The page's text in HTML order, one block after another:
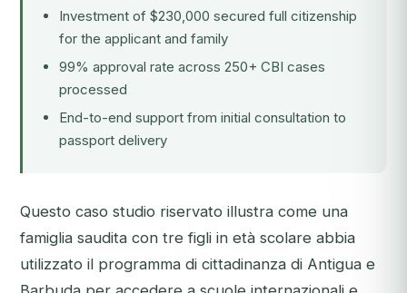
Investment of $230,000 secured full citizenship
for the applicant and family
99% approval rate across 250+ CBI cases
processed
End-to-end support from initial consultation to
passport delivery
Questo caso studio riservato illustra come una
famiglia saudita con tre figli in età scolare abbia
utilizzato il programma di cittadinanza di Antigua e